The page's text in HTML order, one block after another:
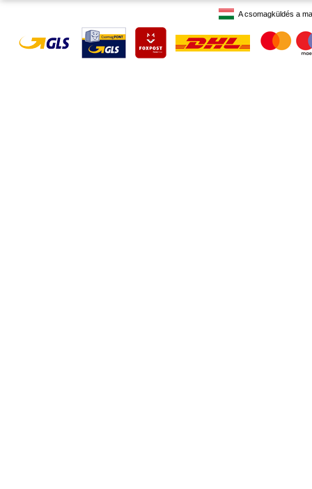
A csomagküldés a